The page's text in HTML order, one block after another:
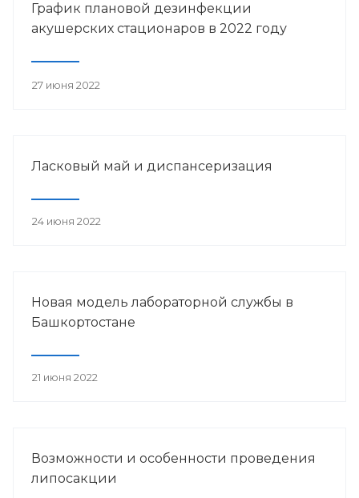
График плановой дезинфекции
акушерских стационаров в 2022 году
27 июня 2022
Ласковый май и диспансеризация
24 июня 2022
Новая модель лабораторной службы в
Башкортостане
21 июня 2022
Возможности и особенности проведения
липосакции